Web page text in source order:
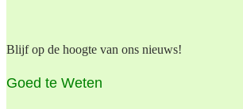
Blijf op de hoogte van ons nieuws!
Goed te Weten